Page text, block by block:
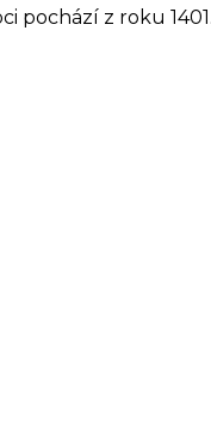
pochází z roku 1401.